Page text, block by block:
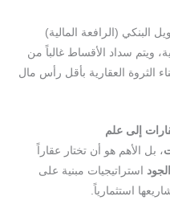
البنكي (الرافعة المالية)
ويتم سداد الأقساط غالباً من
الثروة العقارية بأقل رأس مال
إلى علم
، بل الأهم هو أن تختار عقاراً
استراتيجيات مبنية على
استثمارياً.